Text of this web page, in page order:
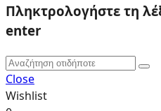
Πληκτρολογήστε τη
enter
Close
Wishlist